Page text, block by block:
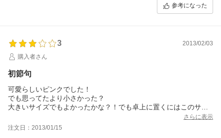
参考になった
3
2013/02/03
購入者さん
初節句
可愛らしいピンクでした！
でも思ってたより小さかった？
大きいサイズでもよかったかな？！でも卓上に置くにはこのサイ
さらに表示
注文日：2013/01/15